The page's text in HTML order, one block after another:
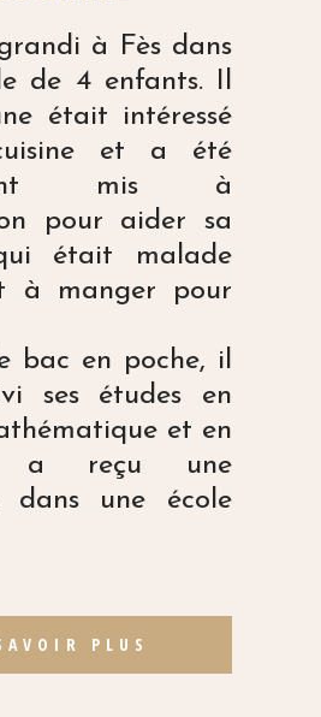
à Fès dans
de 4 enfants. Il
était intéressé
et a été
mis à
pour aider sa
était malade
à manger pour
bac en poche, il
ses études en
et en
a reçu une
dans une école
PLUS